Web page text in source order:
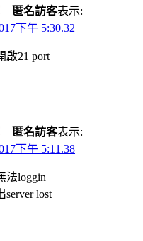
匿名訪客表示:
下午 5:30.32
啟21 port
匿名訪客表示:
下午 5:11.38
法loggin
server lost